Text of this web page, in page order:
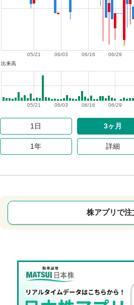
06/29
06/16
06/03
05/21
出来高
06/29
06/16
06/03
05/21
1日 3ヶ月
1年 詳細
株アプリで注